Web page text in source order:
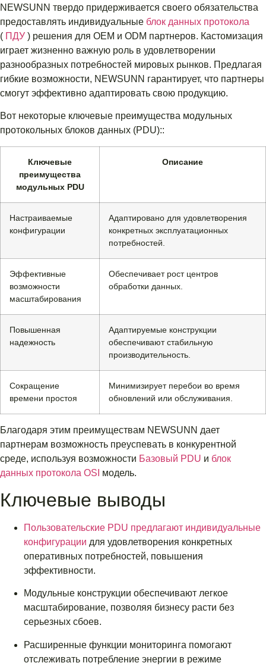
NEWSUNN твердо придерживается своего обязательства
предоставлять индивидуальные блок данных протокола
( ПДУ ) решения для OEM и ODM партнеров. Кастомизация
играет жизненно важную роль в удовлетворении
разнообразных потребностей мировых рынков. Предлагая
гибкие возможности, NEWSUNN гарантирует, что партнеры
смогут эффективно адаптировать свою продукцию.
Вот некоторые ключевые преимущества модульных
протокольных блоков данных (PDU)::
Ключевые
преимущества
модульных PDU
Описание
Настраиваемые
конфигурации
Адаптировано для удовлетворения
конкретных эксплуатационных
потребностей.
Эффективные
возможности
масштабирования
Обеспечивает рост центров
обработки данных.
Повышенная
надежность
Адаптируемые конструкции
обеспечивают стабильную
производительность.
Сокращение
времени простоя
Минимизирует перебои во время
обновлений или обслуживания.
Благодаря этим преимуществам NEWSUNN дает
партнерам возможность преуспевать в конкурентной
среде, используя возможности Базовый PDU и блок
данных протокола OSI модель.
Ключевые выводы
Пользовательские PDU предлагают индивидуальные
конфигурации для удовлетворения конкретных
оперативных потребностей, повышения
эффективности.
Модульные конструкции обеспечивают легкое
масштабирование, позволяя бизнесу расти без
серьезных сбоев.
Расширенные функции мониторинга помогают
отслеживать потребление энергии в режиме